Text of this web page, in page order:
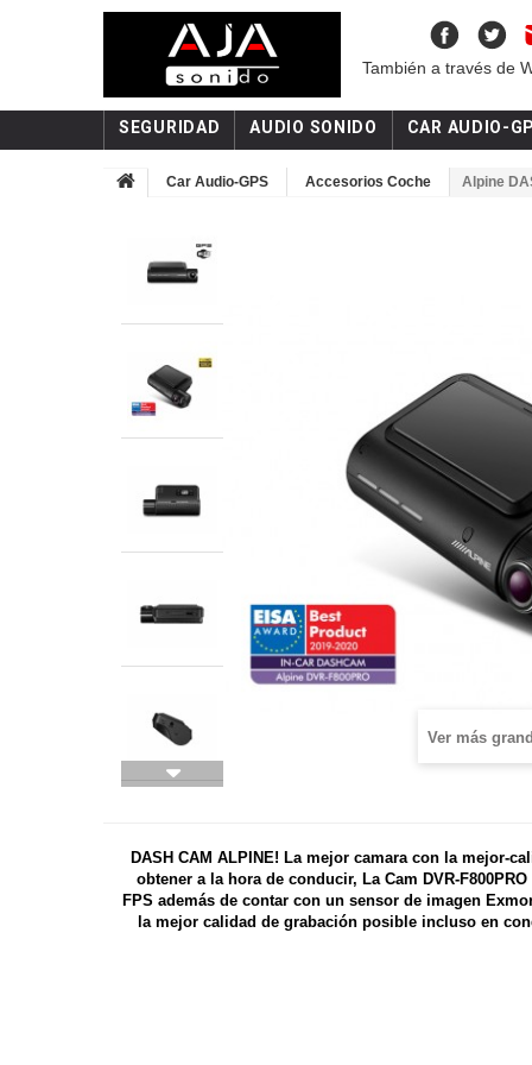
También a través de
SEGURIDAD AUDIO SONIDO CAR AUDIO-
Car Audio-GPS Accesorios Coche Alpine
Ver más
DASH CAM ALPINE! La mejor camara con la mejor-
obtener a la hora de conducir, La Cam DVR-
FPS además de contar con un sensor de imagen
la mejor calidad de grabación posible incluso en